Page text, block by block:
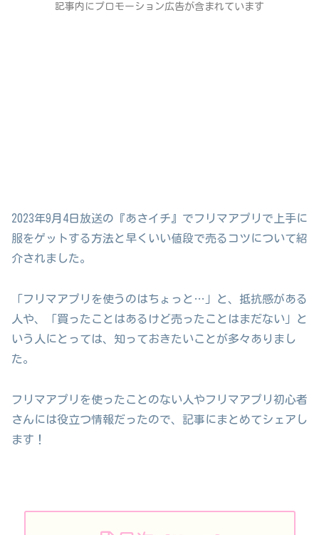
記事内にプロモーション広告が含まれています
2023年9月4日放送の『あさイチ』でフリマアプリで上手に
服をゲットする方法と早くいい値段で売るコツについて紹
介されました。
「フリマアプリを使うのはちょっと…」と、抵抗感がある
人や、「買ったことはあるけど売ったことはまだない」と
いう人にとっては、知っておきたいことが多々ありまし
た。
フリマアプリを使ったことのない人やフリマアプリ初心者
さんには役立つ情報だったので、記事にまとめてシェアし
ます！